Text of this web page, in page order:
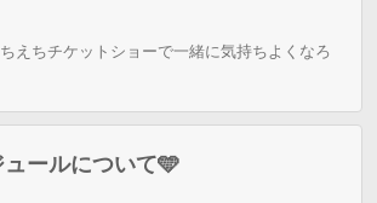
えちチケットショーで一緒に気持ちよくなろ
ールについて🩵